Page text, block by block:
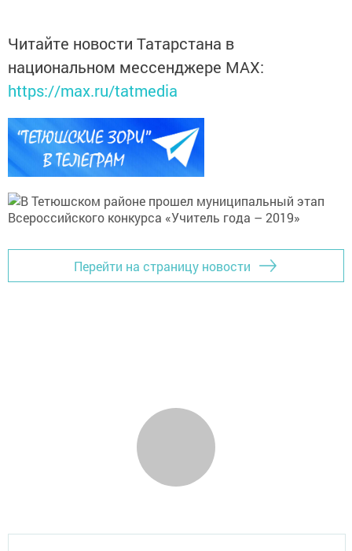
Читайте новости Татарстана в
национальном мессенджере MАХ:
https://max.ru/tatmedia
Перейти на страницу новости